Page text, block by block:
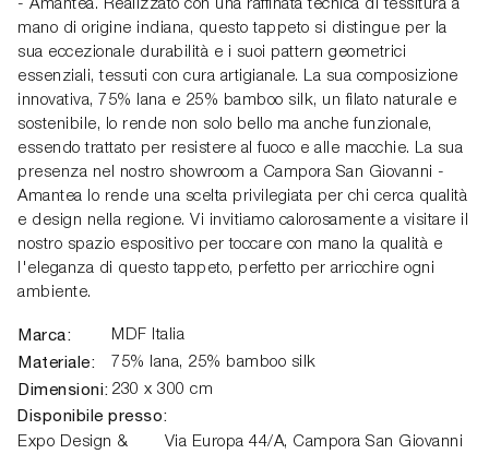
- Amantea. Realizzato con una raffinata tecnica di tessitura a
mano di origine indiana, questo tappeto si distingue per la
sua eccezionale durabilità e i suoi pattern geometrici
essenziali, tessuti con cura artigianale. La sua composizione
innovativa, 75% lana e 25% bamboo silk, un filato naturale e
sostenibile, lo rende non solo bello ma anche funzionale,
essendo trattato per resistere al fuoco e alle macchie. La sua
presenza nel nostro showroom a Campora San Giovanni -
Amantea lo rende una scelta privilegiata per chi cerca qualità
e design nella regione. Vi invitiamo calorosamente a visitare il
nostro spazio espositivo per toccare con mano la qualità e
l'eleganza di questo tappeto, perfetto per arricchire ogni
ambiente.
Marca: MDF Italia
Materiale: 75% lana, 25% bamboo silk
Dimensioni: 230 x 300 cm
Disponibile presso:
Expo Design &
Via Europa 44/A, Campora San Giovanni